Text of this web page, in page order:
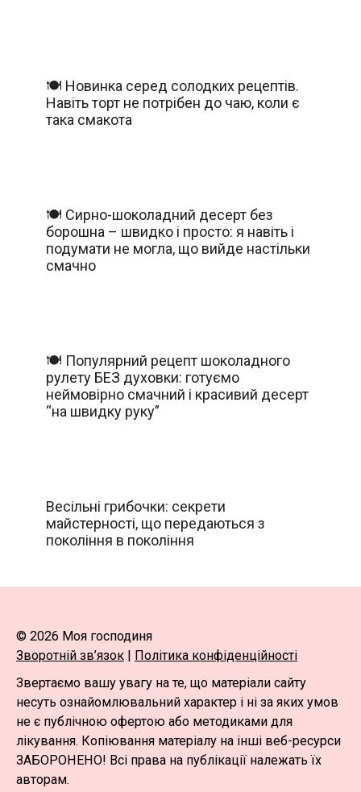
🍽️ Новинка серед солодких рецептів.
Навіть торт не потрібен до чаю, коли є
така смакота
🍽️ Сирно-шоколадний десерт без
борошна – швидко і просто: я навіть і
подумати не могла, що вийде настільки
смачно
🍽️ Популярний рецепт шоколадного
рулету БЕЗ духовки: готуємо
неймовірно смачний і красивий десерт
“на швидку руку”
Весільні грибочки: секрети
майстерності, що передаються з
покоління в покоління
© 2026 Моя господиня
Зворотній зв’язок
Політика конфіденційності
Звертаємо вашу увагу на те, що матеріали сайту
несуть ознайомлювальний характер і ні за яких умов
не є публічною офертою або методиками для
лікування. Копіювання матеріалу на інші веб-ресурси
ЗАБОРОНЕНО! Всі права на публікації належать їх
авторам.